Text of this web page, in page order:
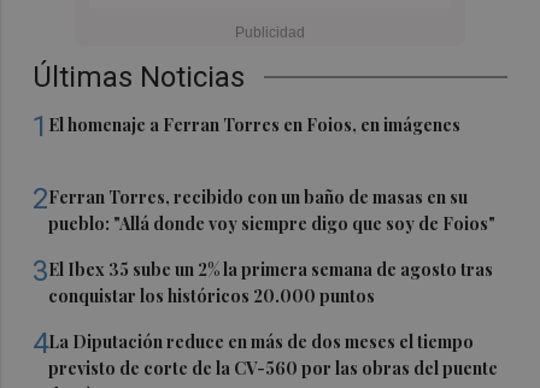
Últimas Noticias
1 El homenaje a Ferran Torres en Foios, en imágenes
2Ferran Torres, recibido con un baño de masas en su
pueblo: "Allá donde voy siempre digo que soy de Foios"
3El Ibex 35 sube un 2% la primera semana de agosto tras
conquistar los históricos 20.000 puntos
4La Diputación reduce en más de dos meses el tiempo
previsto de corte de la CV-560 por las obras del puente